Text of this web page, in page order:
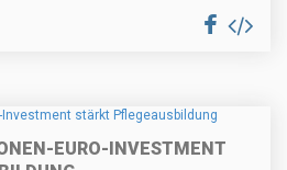
EURO-INVESTMENT